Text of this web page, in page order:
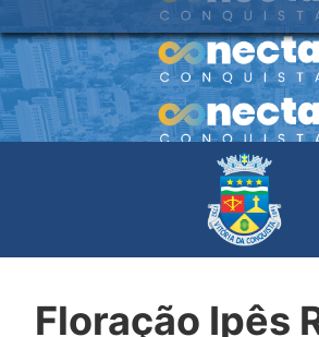
Floração Ipês